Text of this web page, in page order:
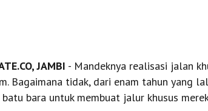
JAMBI - Mandeknya realisasi jalan
Bagaimana tidak, dari enam tahun yang
batu bara untuk membuat jalur khusus